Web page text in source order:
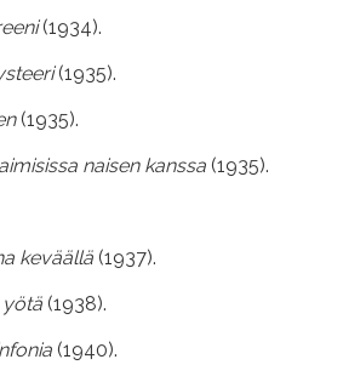
(1934).
(1935).
(1935).
naisen kanssa (1935).
keväällä (1937).
yötä (1938).
(1940).